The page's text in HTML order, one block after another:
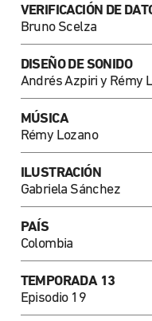
VERIFICACIÓN DE
Bruno Scelza
DISEÑO DE SONIDO
Andrés Azpiri y Rémy
MÚSICA
Rémy Lozano
ILUSTRACIÓN
Gabriela Sánchez
PAÍS
Colombia
TEMPORADA 13
Episodio 19